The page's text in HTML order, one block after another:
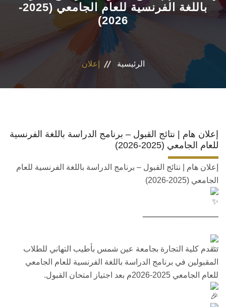
الأقسام العلمية
الاستدامة
باللغة الفرنسية للعام الجامعي (2025-
2026)
الرئيسية إعلان
إعلان هام | نتائج القبول – برنامج الدراسة باللغة الفرنسية
للعام الجامعي (2025-2026)
إعلان هام | نتائج القبول – برنامج الدراسة باللغة الفرنسية للعام
الجامعي (2025-2026)
ــــــــــــــــــــــــــــــ
تتقدم كلية التجارة بجامعة عين شمس بأطيب التهاني للطلاب
المقبولين في برنامج الدراسة باللغة الفرنسية للعام الجامعي
للعام الجامعي 2025-2026م بعد اجتياز امتحان القبول.